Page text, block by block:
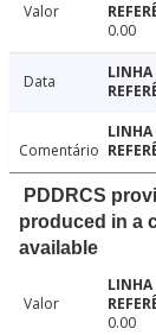
Valor
0.00
Data
Comentário
PDDRCS
produced in a
available
Valor
0.00